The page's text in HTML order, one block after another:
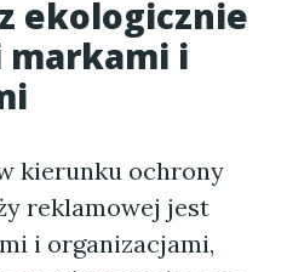
ekologicznie
markami i
kierunku ochrony
reklamowej jest
i organizacjami,